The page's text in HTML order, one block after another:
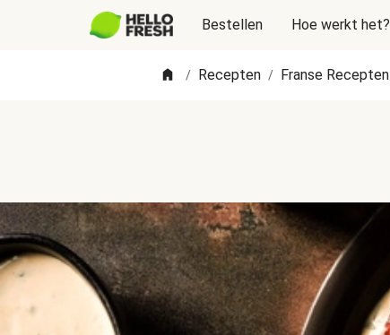
Bestellen Hoe werkt het?
/ Recepten / Franse Recepten